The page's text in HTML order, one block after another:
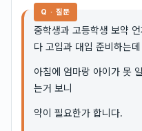
Q · 질문
중학생과 고등학생 보약
다 고입과 대입 준비하는데
아침에 엄마랑 아이가 못
는거 보니
약이 필요한가 합니다.